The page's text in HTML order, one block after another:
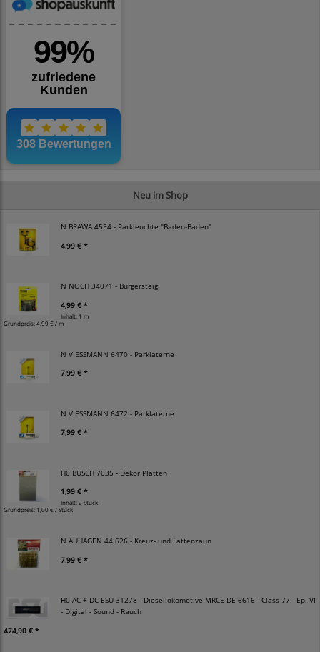
Neu im Shop
N BRAWA 4534 - Parkleuchte "Baden-Baden"
4,99 € *
N NOCH 34071 - Bürgersteig
4,99 € *
Inhalt: 1 m
Grundpreis:4,99 € / m
N VIESSMANN 6470 - Parklaterne
7,99 € *
N VIESSMANN 6472 - Parklaterne
7,99 € *
H0 BUSCH 7035 - Dekor Platten
1,99 € *
Inhalt: 2 Stück
Grundpreis: 1,00 € / Stück
N AUHAGEN 44 626 - Kreuz- und Lattenzaun
7,99 € *
H0 AC + DC ESU 31278 - Diesellokomotive MRCE DE 6616 - Class 77 - Ep. VI
- Digital - Sound - Rauch
474,90 € *